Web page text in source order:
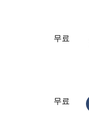
무료
무료